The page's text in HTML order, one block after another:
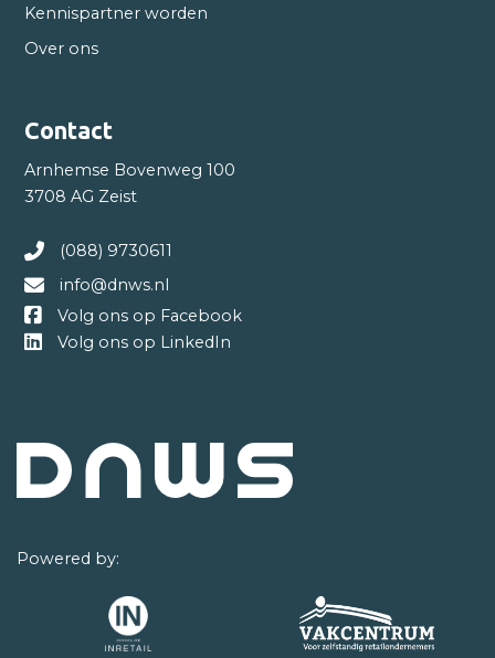
Powered by:
Kennispartner worden
Over ons
Contact
Arnhemse Bovenweg 100
3708 AG Zeist
(088) 9730611
info@dnws.nl
Volg ons op Facebook
Volg ons op LinkedIn